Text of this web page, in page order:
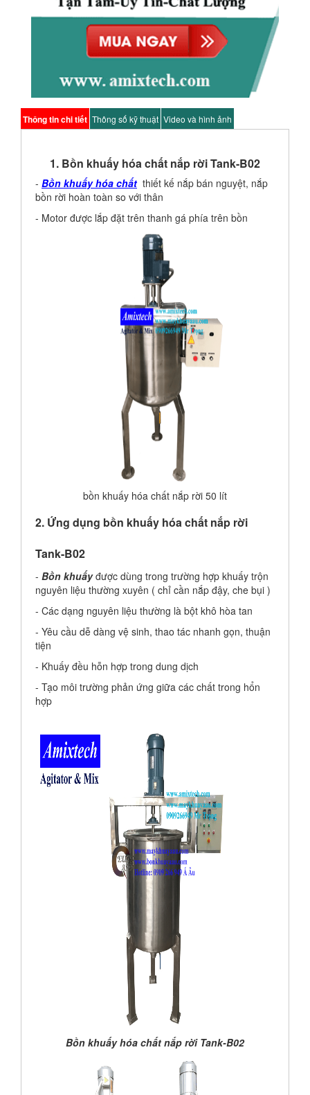
Thông tin chi tiết Thông số kỹ thuật Video và hình ảnh
1. Bồn khuấy hóa chất nắp rời Tank-B02
- Bồn khuấy hóa chất thiết kế nắp bán nguyệt, nắp
bồn rời hoàn toàn so với thân
- Motor được lắp đặt trên thanh gá phía trên bồn
bồn khuấy hóa chất nắp rời 50 lít
2. Ứng dụng bồn khuấy hóa chất nắp rời
Tank-B02
- Bồn khuấyđược dùng trong trường hợp khuấy trộn
nguyên liệu thường xuyên ( chỉ cần nắp đậy, che bụi )
- Các dạng nguyên liệu thường là bột khô hòa tan
- Yêu cầu dễ dàng vệ sinh, thao tác nhanh gọn, thuận
tiện
- Khuấy đều hỗn hợp trong dung dịch
- Tạo môi trường phản ứng giữa các chất trong hổn
hợp
Bồn khuấy hóa chất nắp rời Tank-B02